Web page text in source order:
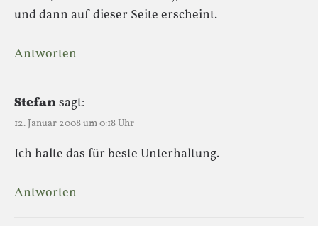
und dann auf dieser Seite erscheint.
Antworten
Stefansagt:
12. Januar 2008 um 0:18 Uhr
Ich halte das für beste Unterhaltung.
Antworten